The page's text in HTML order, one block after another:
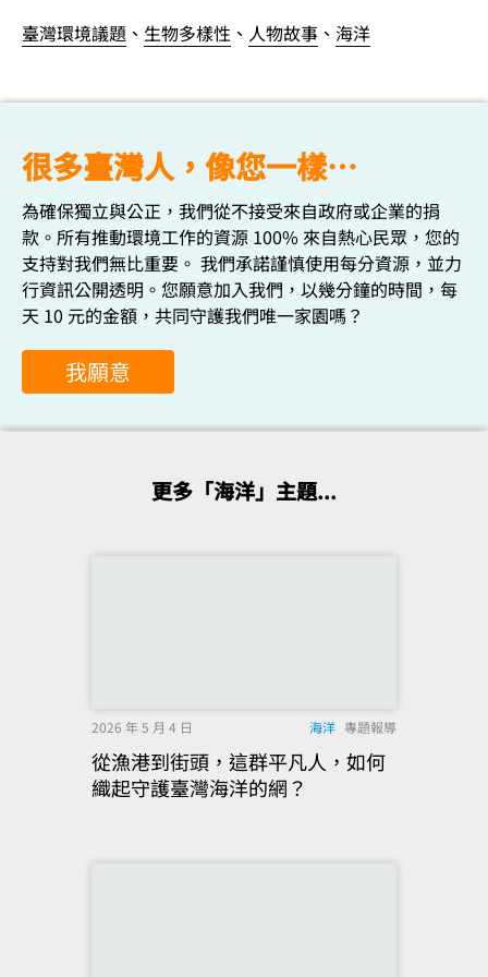
臺灣環境議題 、 生物多樣性 、 人物故事 、 海洋
很多臺灣人，像您一樣…
為確保獨立與公正，我們從不接受來自政府或企業的捐
款。所有推動環境工作的資源 100% 來自熱心民眾，您的
支持對我們無比重要。 我們承諾謹慎使用每分資源，並力
行資訊公開透明。您願意加入我們，以幾分鐘的時間，每
天 10 元的金額，共同守護我們唯一家園嗎？
我願意
更多「海洋」主題...
2026 年 5 月 4 日 海洋 專題報導
從漁港到街頭，這群平凡人，如何
織起守護臺灣海洋的網？